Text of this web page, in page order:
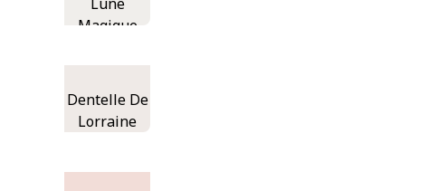
Magique
Dentelle De
Lorraine